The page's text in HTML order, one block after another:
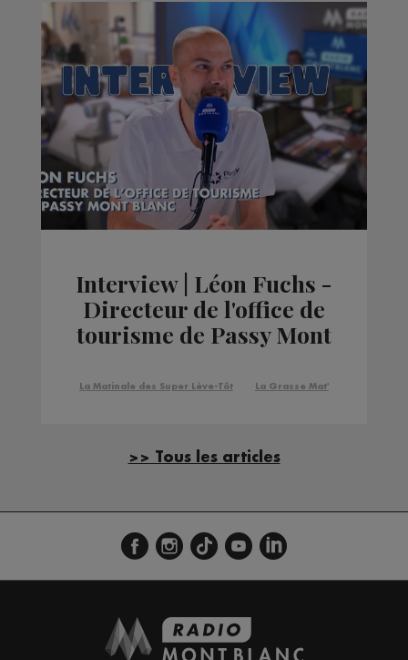
Interview | Léon Fuchs -
Directeur de l'office de
tourisme de Passy Mont
La Matinale des Super Lève-Tôt La Grasse Mat'
>> Tous les articles